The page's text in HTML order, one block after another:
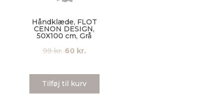
Håndklæde, FLOT
CENON DESIGN,
50X100 cm, Grå
99kr. Den
pris
var:
60 kr.Den
pris
Tilføj til kurv